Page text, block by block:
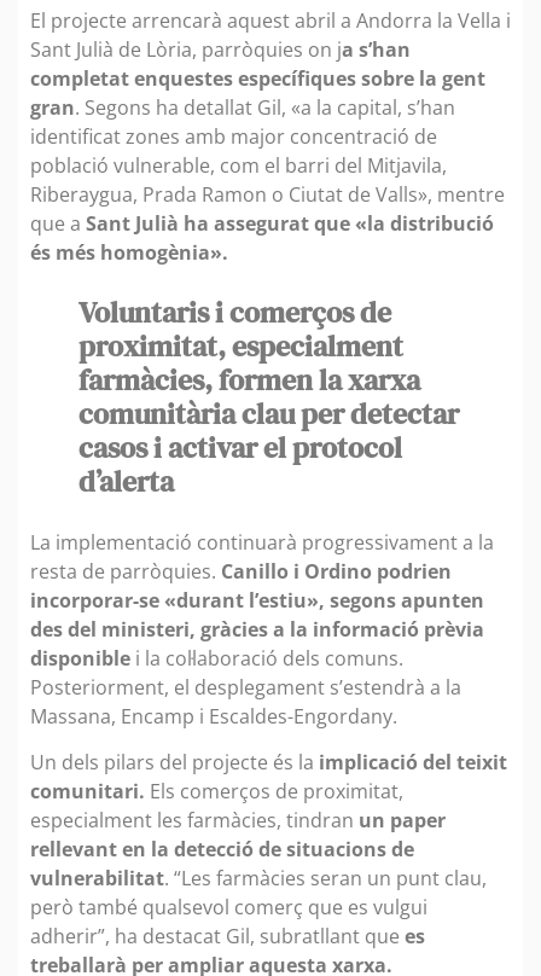
El projecte arrencarà aquest abril a Andorra la Vella i
Sant Julià de Lòria, parròquies on ja s’han
completat enquestes específiques sobre la gent
gran. Segons ha detallat Gil, «a la capital, s’han
identificat zones amb major concentració de
població vulnerable, com el barri del Mitjavila,
Riberaygua, Prada Ramon o Ciutat de Valls», mentre
que a Sant Julià ha assegurat que «la distribució
és més homogènia».
Voluntaris i comerços de
proximitat, especialment
farmàcies, formen la xarxa
comunitària clau per detectar
casos i activar el protocol
d’alerta
La implementació continuarà progressivament a la
resta de parròquies. Canillo i Ordino podrien
incorporar-se «durant l’estiu», segons apunten
des del ministeri, gràcies a la informació prèvia
disponible i la col·laboració dels comuns.
Posteriorment, el desplegament s’estendrà a la
Massana, Encamp i Escaldes-Engordany.
Un dels pilars del projecte és la implicació del teixit
comunitari. Els comerços de proximitat,
especialment les farmàcies, tindran un paper
rellevant en la detecció de situacions de
vulnerabilitat. “Les farmàcies seran un punt clau,
però també qualsevol comerç que es vulgui
adherir”, ha destacat Gil, subratllant que es
treballarà per ampliar aquesta xarxa.